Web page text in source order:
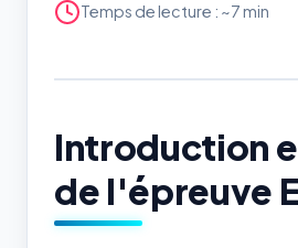
Temps de lecture : ~7 min
Introduction
de l'épreuve